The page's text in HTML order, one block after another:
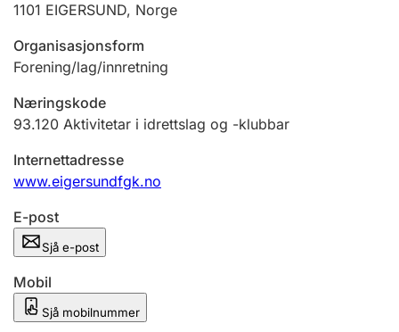
Ektepaktrettleiaren
1101 EIGERSUND, Norge
Organisasjonsform
Forening/lag/innretning
Næringskode
93.120 Aktivitetar i idrettslag og -klubbar
Internettadresse
www.eigersundfgk.no
E-post
Sjå e-post
Mobil
Sjå mobilnummer